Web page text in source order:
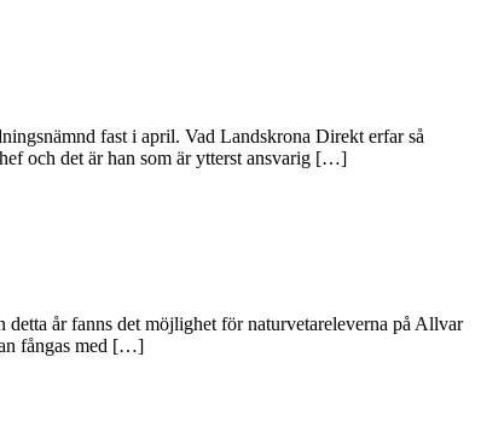
fast i april. Vad Landskrona Direkt erfar så
och det är han som är ytterst ansvarig […]
år fanns det möjlighet för naturvetareleverna på Allvar
fångas med […]